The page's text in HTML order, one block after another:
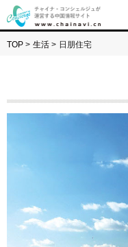
TOP > 生活 > 日朋住宅